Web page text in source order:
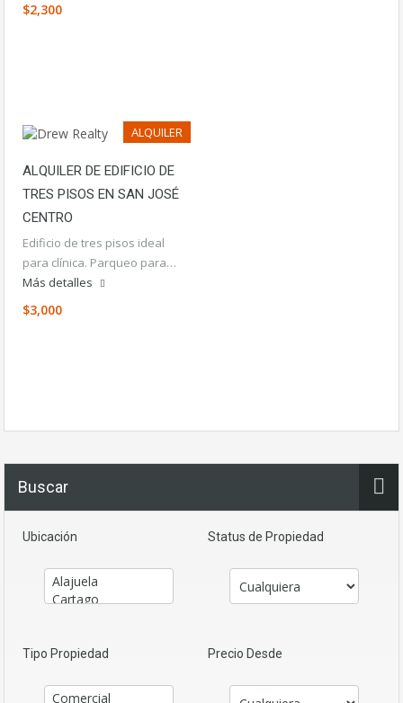
$2,300
ALQUILER
ALQUILER DE EDIFICIO DE
TRES PISOS EN SAN JOSÉ
CENTRO
Edificio de tres pisos ideal
para clínica. Parqueo para…
Más detalles
$3,000
Buscar
Ubicación Status de Propiedad
Tipo Propiedad Precio Desde